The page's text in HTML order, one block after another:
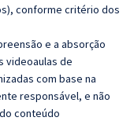
conforme critério dos
e a absorção
videoaulas de
com base na
responsável, e não
conteúdo